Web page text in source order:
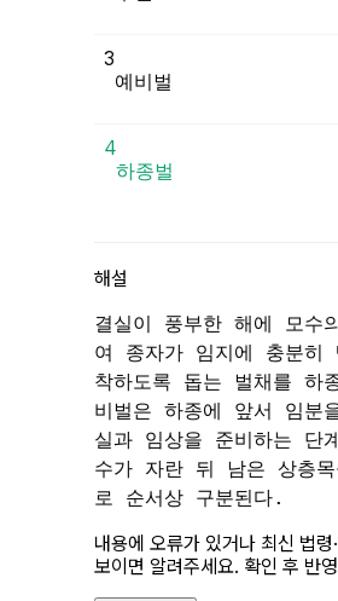
3
예비벌
4
해설
결실이 풍부한 해에 모수
여 종자가 임지에 충분히
착하도록 돕는 벌채를 하
비벌은 하종에 앞서 임분
실과 임상을 준비하는 단
수가 자란 뒤 남은 상층
로 순서상 구분된다.
내용에 오류가 있거나 최신 법령
보이면 알려주세요. 확인 후 반